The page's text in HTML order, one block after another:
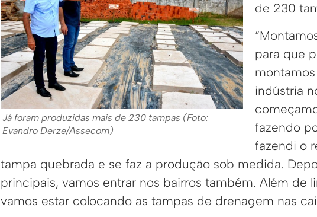
Já foram produzidas mais de 230 tampas (Foto:
Evandro Derze/Assecom)
de 230
para que
indústria
fazendo
fazendi o
tampa quebrada e se faz a produção sob medida.
principais, vamos entrar nos bairros também. Além de
vamos estar colocando as tampas de drenagem nas